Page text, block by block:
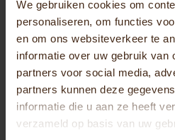
We gebruiken cookies om
personaliseren, om functies
en om ons websiteverkeer te
informatie over uw gebruik van
partners voor social media,
partners kunnen deze
informatie die u aan ze heeft
verzameld op basis van uw
uitgebreid de tijd nemen.
de mogelijkheid om
fietsen uit te proberen. Dit
plaatsvinden bij onze
dichtstbijzijnde dealer of
informatie hierover
maken? Neem dan contact
telefoonnummer 0541-572